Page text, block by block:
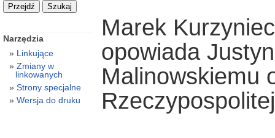
Marek
opowiada
Malinowskiemu
Rzeczypospolitej
Narzędzia
Linkujące
Zmiany w
linkowanych
Strony specjalne
Wersja do druku